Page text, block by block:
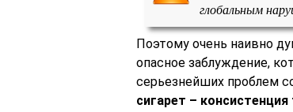
глобальным
Поэтому очень наивно
опасное заблуждение,
серьезнейших проблем
сигарет –